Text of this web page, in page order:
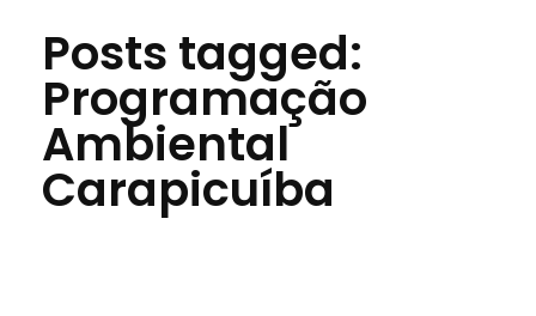
Posts tagged:
Programação
Ambiental
Carapicuíba